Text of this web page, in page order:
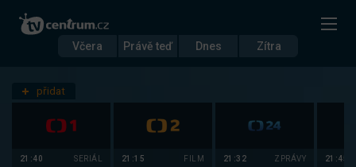
Včera Právě teď Dnes Zítra
Nastavení stanic
přidat
21:40 SERIÁL 21:15 FILM 21:32 ZPRÁVY 21:45